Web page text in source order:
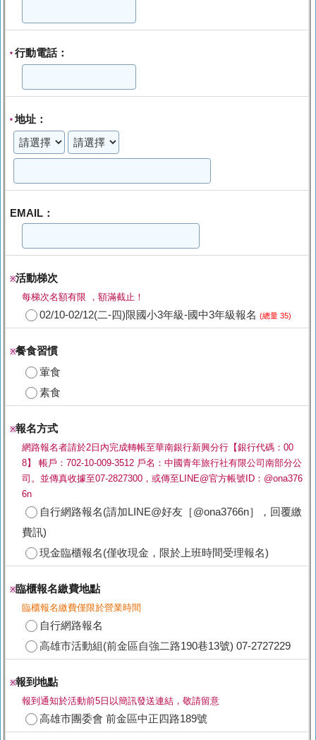
* 行動電話：
*地址：
EMAIL：
※活動梯次
每梯次名額有限 ，額滿截止！
02/10-02/12(二-四)限國小3年級-國中3年級報名 (總量 35)
※餐食習慣
葷食
素食
※報名方式
網路報名者請於2日內完成轉帳至華南銀行新興分行【銀行代碼：00
8】 帳戶：702-10-009-3512 戶名：中國青年旅行社有限公司南部分公
司。並傳真收據至07-2827300，或傳至LINE@官方帳號ID：@ona376
6n
自行網路報名(請加LINE@好友［@ona3766n］，回覆繳
費訊)
現金臨櫃報名(僅收現金，限於上班時間受理報名)
※臨櫃報名繳費地點
臨櫃報名繳費僅限於營業時間
自行網路報名
高雄市活動組(前金區自強二路190巷13號) 07-2727229
※報到地點
報到通知於活動前5日以簡訊發送連結，敬請留意
高雄市團委會 前金區中正四路189號